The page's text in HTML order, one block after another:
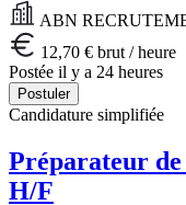
ABN
12,70 € brut / heure
Postée il y a 24 heures
Postuler
Candidature simplifiée
Préparateur
H/F